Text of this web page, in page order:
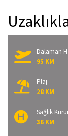
Dalaman
95 KM
Plaj
28 KM
Sağlık
36 KM